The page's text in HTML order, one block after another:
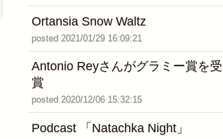
Ortansia Snow Waltz
posted 2021/01/29 16:09:21
Antonio Reyさんがグラミー賞を受
賞
posted 2020/12/06 15:32:15
Podcast 「Natachka Night」